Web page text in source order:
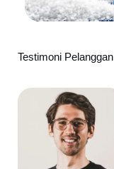
Testimoni Pelanggan